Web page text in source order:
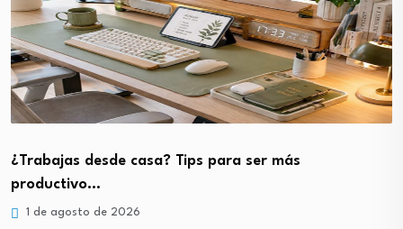
¿Trabajas desde casa? Tips para ser más
productivo…
1 de agosto de 2026